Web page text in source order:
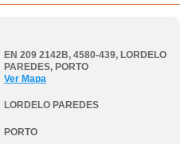
EN 209 2142B, 4580-439, LORDELO
PAREDES, PORTO
Ver Mapa
LORDELO PAREDES
PORTO